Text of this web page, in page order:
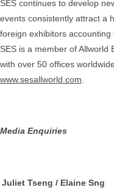
SES continues to develop
events consistently attract a
foreign exhibitors
SES is a member of Allworld
with over 50 offices
www.sesallworld.com.
Media Enquiries
Juliet Tseng / Elaine Sng